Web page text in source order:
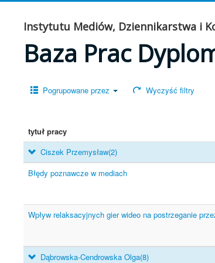
Instytutu Mediów, Dziennikarstwa i
Baza Prac
Pogrupowane przez Wyczyść filtry
tytuł pracy
Ciszek Przemysław(2)
Błędy poznawcze w mediach
Wpływ relaksacyjnych gier wideo na postrzeganie
Dąbrowska-Cendrowska Olga(8)